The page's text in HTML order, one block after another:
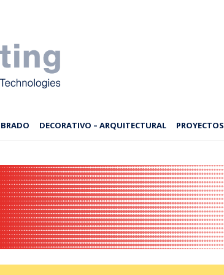
DECORATIVO – ARQUITECTURAL PROYECTOS